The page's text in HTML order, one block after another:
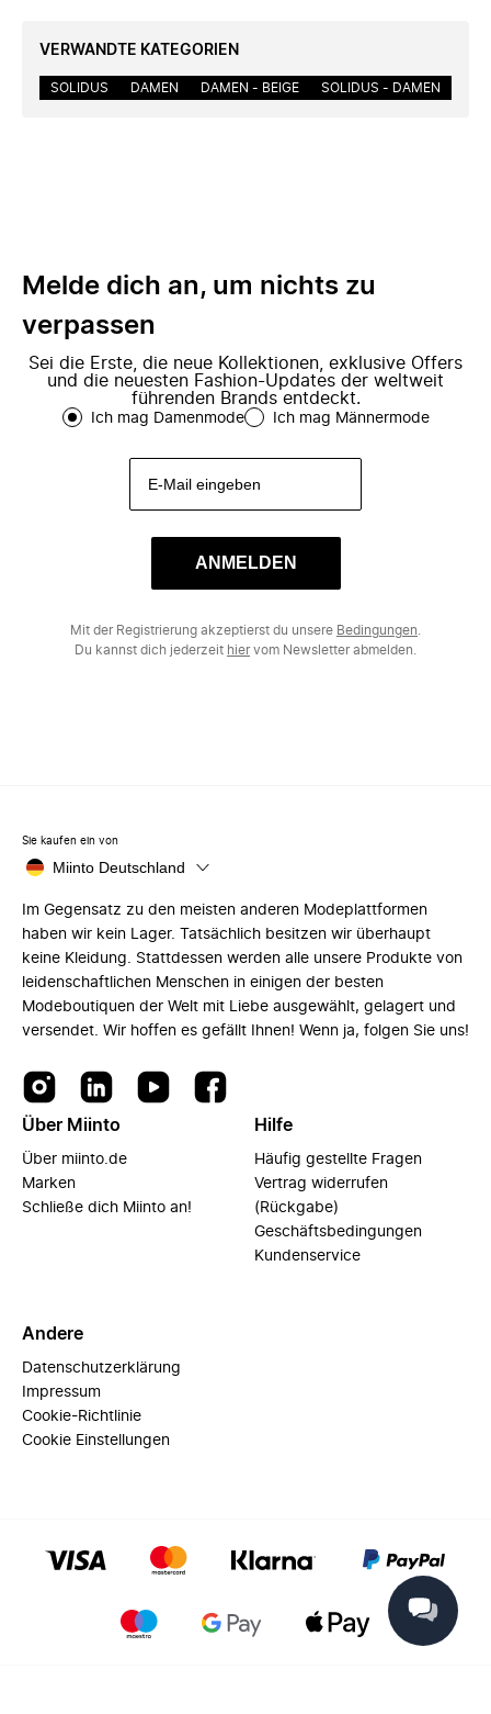
VERWANDTE KATEGORIEN
SOLIDUS DAMEN DAMEN - BEIGE SOLIDUS - DAMEN
Melde dich an, um nichts zu
verpassen
Sei die Erste, die neue Kollektionen, exklusive Offers
und die neuesten Fashion-Updates der weltweit
führenden Brands entdeckt.
Ich mag Damenmode Ich mag Männermode
ANMELDEN
Mit der Registrierung akzeptierst du unsere Bedingungen
Du kannst dich jederzeit hiervom Newsletter abmelden.
Sie kaufen ein von
Miinto Deutschland
Im Gegensatz zu den meisten anderen Modeplattformen
haben wir kein Lager. Tatsächlich besitzen wir überhaupt
keine Kleidung. Stattdessen werden alle unsere Produkte von
leidenschaftlichen Menschen in einigen der besten
Modeboutiquen der Welt mit Liebe ausgewählt, gelagert und
versendet. Wir hoffen es gefällt Ihnen! Wenn ja, folgen Sie uns!
Über Miinto
Über miinto.de
Marken
Schließe dich Miinto an!
Hilfe
Häufig gestellte Fragen
Vertrag widerrufen
(Rückgabe)
Geschäftsbedingungen
Kundenservice
Andere
Datenschutzerklärung
Impressum
Cookie-Richtlinie
Cookie Einstellungen